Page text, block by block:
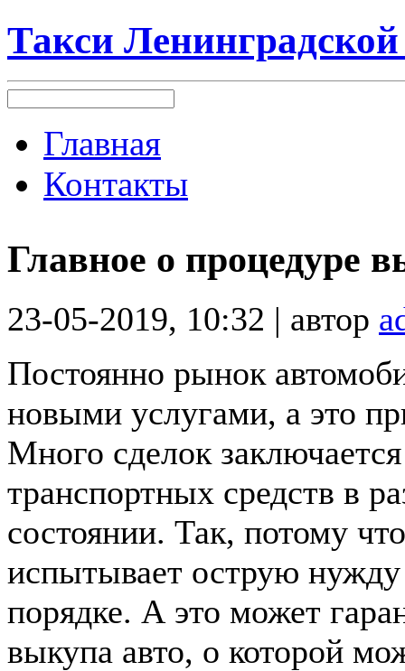
Такси Ленинградской
Главная
Контакты
Главное о процедуре
23-05-2019, 10:32 | автор
Постоянно рынок
новыми услугами, а это
Много сделок
транспортных средств в
состоянии. Так, потому
испытывает острую
порядке. А это может
выкупа авто, о которой